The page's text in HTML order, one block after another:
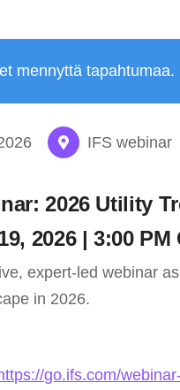
mennyttä tapahtumaa.
IFS webinar
2026 Utility
2026 | 3:00 PM
expert-led webinar
in 2026.
go.ifs.com/